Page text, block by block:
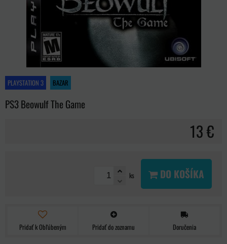
PLAYSTATION 3 BAZAR
PS3 Beowulf The Game
13 €
ks DO KOŠÍKA
Pridať k Obľúbeným Pridať do zoznamu Doručenia